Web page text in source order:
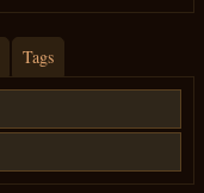
Tags